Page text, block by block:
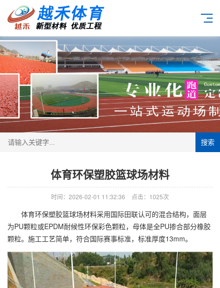
搜索
体育环保塑胶篮球场材料
时间：2026-02-01 11:32:36 点击：1025次
体育环保塑胶篮球场材料采用国际田联认可的混合结构，面层
为PU颗粒或EPDM耐候性环保彩色颗粒，母体是全PU掺合部分橡胶
颗粒。施工工艺简单，符合国际赛事标准，标准厚度13mm。